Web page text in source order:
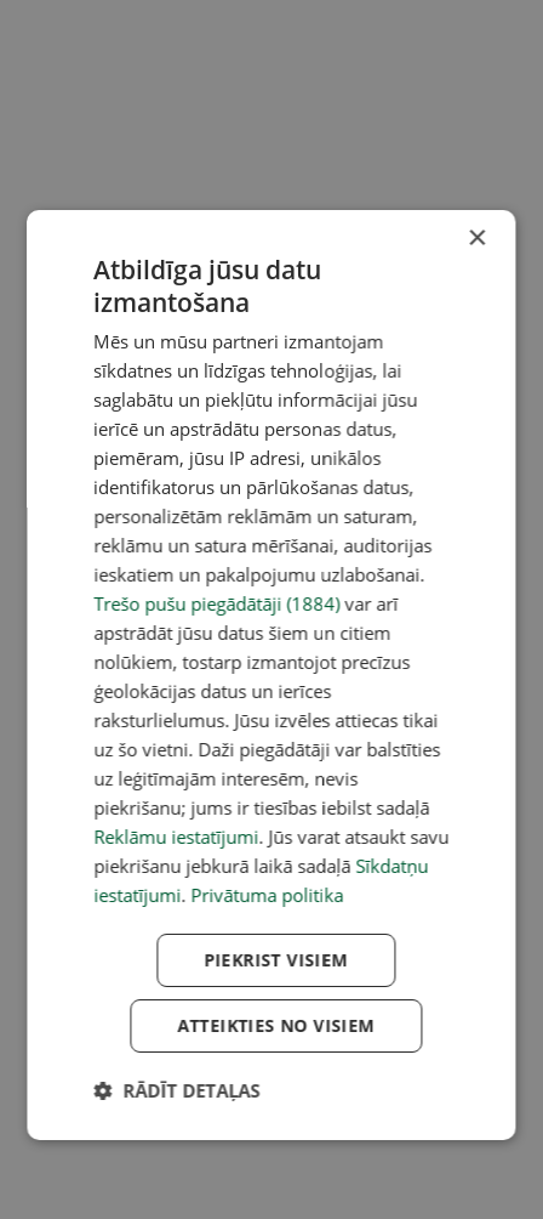
×
Atbildīga jūsu datu
izmantošana
Mēs un mūsu partneri izmantojam
sīkdatnes un līdzīgas tehnoloģijas, lai
saglabātu un piekļūtu informācijai jūsu
ierīcē un apstrādātu personas datus,
piemēram, jūsu IP adresi, unikālos
identifikatorus un pārlūkošanas datus,
personalizētām reklāmām un saturam,
reklāmu un satura mērīšanai, auditorijas
ieskatiem un pakalpojumu uzlabošanai.
Trešo pušu piegādātāji (1884)var arī
apstrādāt jūsu datus šiem un citiem
nolūkiem, tostarp izmantojot precīzus
ģeolokācijas datus un ierīces
raksturlielumus. Jūsu izvēles attiecas tikai
uz šo vietni. Daži piegādātāji var balstīties
uz leģitīmajām interesēm, nevis
piekrišanu; jums ir tiesības iebilst sadaļā
Reklāmu iestatījumi. Jūs varat atsaukt savu
piekrišanu jebkurā laikā sadaļā Sīkdatņu
iestatījumi. Privātuma politika
PIEKRIST VISIEM
ATTEIKTIES NO VISIEM
RĀDĪT DETAĻAS